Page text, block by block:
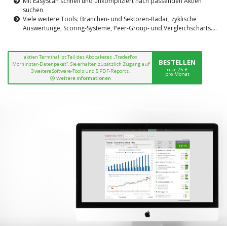
suchen
Viele weitere Tools: Branchen- und Sektoren-Radar, zyklische
Auswertunge, Scoring-Systeme, Peer-Group- und Vergleichscharts....
aktien Terminal ist Teil des Abopaketes „TraderFox
Morninstar-Datenpaket“. Sie erhalten zusätzlich Zugang auf
3 weitere Software-Tools und 5 PDF-Reports.
Weitere Informationen
BESTELLEN
nur 25 €
pro Monat